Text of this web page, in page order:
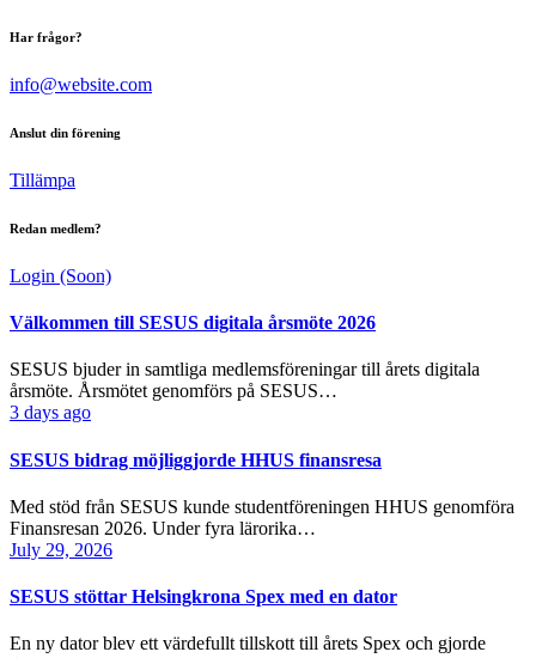
Har frågor?
info@website.com
Anslut din förening
Tillämpa
Redan medlem?
Login (Soon)
Välkommen till SESUS digitala årsmöte 2026
SESUS bjuder in samtliga medlemsföreningar till årets digitala
årsmöte. Årsmötet genomförs på SESUS…
3 days ago
SESUS bidrag möjliggjorde HHUS finansresa
Med stöd från SESUS kunde studentföreningen HHUS genomföra
Finansresan 2026. Under fyra lärorika…
July 29, 2026
SESUS stöttar Helsingkrona Spex med en dator
En ny dator blev ett värdefullt tillskott till årets Spex och gjorde